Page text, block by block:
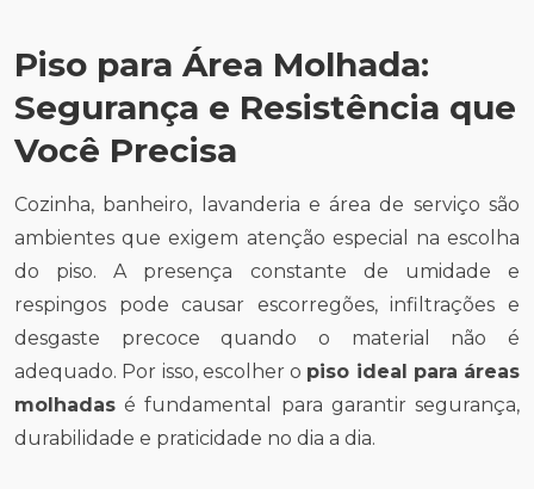
Piso para Área Molhada:
Segurança e Resistência que
Você Precisa
Cozinha, banheiro, lavanderia e área de serviço são
ambientes que exigem atenção especial na escolha
do piso. A presença constante de umidade e
respingos pode causar escorregões, infiltrações e
desgaste precoce quando o material não é
adequado. Por isso, escolher o piso ideal para áreas
molhadas é fundamental para garantir segurança,
durabilidade e praticidade no dia a dia.